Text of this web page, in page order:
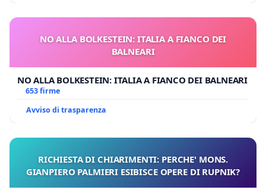
NO ALLA BOLKESTEIN: ITALIA A FIANCO DEI
BALNEARI
NO ALLA BOLKESTEIN: ITALIA A FIANCO DEI BALNEARI
653 firme
Avviso di trasparenza
RICHIESTA DI CHIARIMENTI: PERCHE' MONS.
GIANPIERO PALMIERI ESIBISCE OPERE DI RUPNIK?